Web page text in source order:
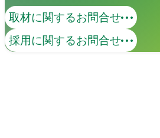
取材に関するお問合せ
採用に関するお問合せ